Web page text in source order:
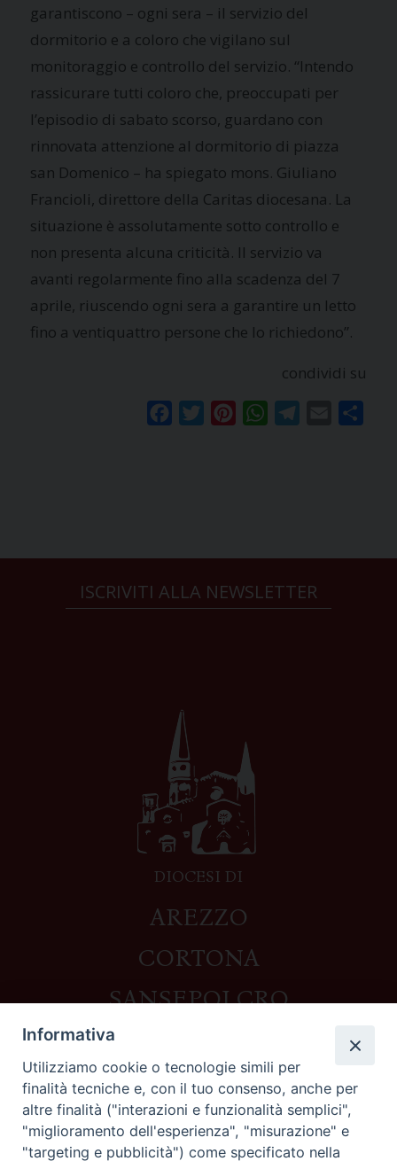
garantiscono – ogni sera – il servizio del
dormitorio e a coloro che vigilano sul
monitoraggio e controllo del servizio. “Intendo
rassicurare tutti coloro che, preoccupati per
l’episodio di sabato scorso, guardano con
rinnovata attenzione al dormitorio di piazza
san Domenico – ha spiegato mons. Giuliano
Francioli, direttore della Caritas diocesana. La
situazione è assolutamente sotto controllo e
non presenta alcuna criticità. Il servizio va
avanti regolarmente fino alla scadenza del 7
aprile, riuscendo ogni sera a garantire un letto
fino a ventiquattro persone che lo richiedono”.
condividi su
FacebookTwitterPinterestWhatsAppTelegram
Email
ISCRIVITI ALLA NEWSLETTER
DIOCESI DI
AREZZO
CORTONA
SANSEPOLCRO
Contatti
Piazza del Duomo,1 - 52100 Arezzo
segreteria@diocesi.arezzo.it
Informativa
Utilizziamo cookie o tecnologie simili per
finalità tecniche e, con il tuo consenso, anche per
altre finalità ("interazioni e funzionalità semplici",
"miglioramento dell'esperienza", "misurazione" e
"targeting e pubblicità") come specificato nella